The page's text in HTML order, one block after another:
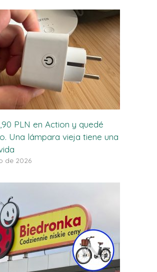
PLN en Action y quedé
Una lámpara vieja tiene una
de 2026